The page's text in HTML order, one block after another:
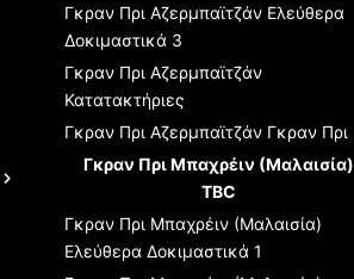
Γκραν Πρι Αζερμπαϊτζάν Ελεύθερα
Δοκιμαστικά 3
Γκραν Πρι Αζερμπαϊτζάν
Κατατακτήριες
Γκραν Πρι Αζερμπαϊτζάν Γκραν Πρι
Γκραν Πρι Μπαχρέιν (Μαλαισία)
TBC
Γκραν Πρι Μπαχρέιν (Μαλαισία)
Ελεύθερα Δοκιμαστικά 1